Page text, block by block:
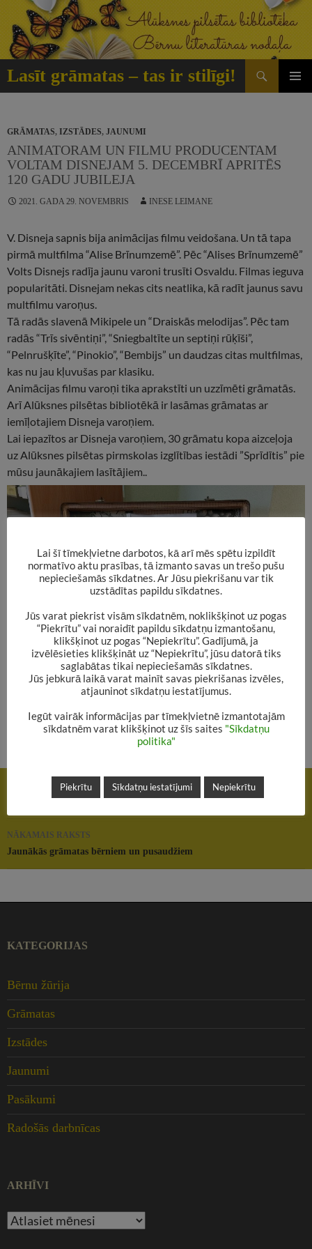
Doties
saturu
Lasīt grāmatas – tas ir stilīgi!
Meklēt
GRĀMATAS, IZSTĀDES, JAUNUMI
ANIMATORAM UN FILMU PRODUCENTAM
VOLTAM DISNEJAM 5. DECEMBRĪ APRITĒS
120 GADU JUBILEJA
2021. GADA 29. NOVEMBRIS INESE LEIMANE
V. Disneja sapnis bija animācijas filmu veidošana. Un tā tapa
pirmā multfilma “Alise Brīnumzemē”. Pēc “Alises Brīnumzemē”
Volts Disnejs radīja jaunu varoni trusīti Osvaldu. Filmas ieguva
popularitāti. Disnejam nekas cits neatlika, kā radīt jaunus savu
multfilmu varoņus.
Tā radās slavenā Mikipele un “Draiskās melodijas”. Pēc tam
radās “Trīs sivēntiņi”, “Sniegbaltīte un septiņi rūķīši”,
“Pelnrušķīte”, “Pinokio”, “Bembijs” un daudzas citas multfilmas,
kas nu jau kļuvušas par klasiku.
Animācijas filmu varoņi tika aprakstīti un uzzīmēti grāmatās.
Arī Alūksnes pilsētas bibliotēkā ir lasāmas grāmatas ar
iemīļotajiem Disneja varoņiem.
Lai iepazītos ar Disneja varoņiem, 30 grāmatu kopa aizceļoja
uz Alūksnes pilsētas pirmskolas izglītības iestādi ”Sprīdītis” pie
mūsu jaunākajiem lasītājiem..
navigācija
IEPRIEKŠĒJAIS RAKSTS
Viktorīnas “Mana un Tava Latvija” rezultāti
NĀKAMAIS RAKSTS
Jaunākās grāmatas bērniem un pusaudžiem
KATEGORIJAS
Bērnu žūrija
Grāmatas
Izstādes
Jaunumi
Pasākumi
Radošās darbnīcas
ARHĪVI
Arhīvi
Lai šī tīmekļvietne darbotos, kā arī mēs spētu izpildīt
normatīvo aktu prasības, tā izmanto savas un trešo pušu
nepieciešamās sīkdatnes. Ar Jūsu piekrišanu var tik
uzstādītas papildu sīkdatnes.
Jūs varat piekrist visām sīkdatnēm, noklikšķinot uz pogas
“Piekrītu” vai noraidīt papildu sīkdatņu izmantošanu,
klikšķinot uz pogas “Nepiekrītu”. Gadījumā, ja
izvēlēsieties klikšķināt uz “Nepiekrītu”, jūsu datorā tiks
saglabātas tikai nepieciešamās sīkdatnes.
Jūs jebkurā laikā varat mainīt savas piekrišanas izvēles,
atjauninot sīkdatņu iestatījumus.
Iegūt vairāk informācijas par tīmekļvietnē izmantotajām
sīkdatnēm varat klikšķinot uz šīs saites "Sīkdatņu
politika"
Piekrītu Sīkdatņu iestatījumi Nepiekrītu